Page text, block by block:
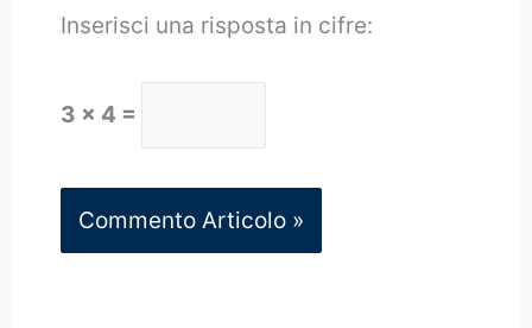
Inserisci una risposta in cifre:
3 × 4 =